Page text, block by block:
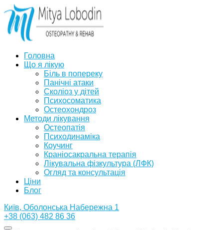
Головна
Що я лікую
Біль в попереку
Панічні атаки
Сколіоз у дітей
Психосоматика
Остеохондроз
Методи лікування
Остеопатія
Психодинаміка
Коучинг
Краніосакральна терапія
Лікувальна фізкультура (ЛФК)
Огляд та консультація
Ціни
Блог
Київ, Оболонська Набережна 1
+38 (063) 482 86 36